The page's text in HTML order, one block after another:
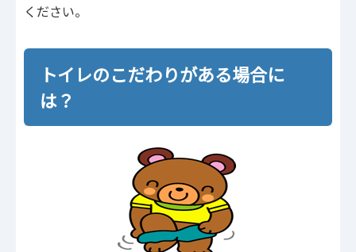
ください。
トイレのこだわりがある場合に
は？